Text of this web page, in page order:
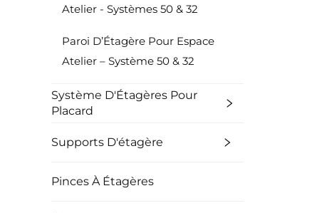
Atelier - Systèmes 50 & 32
Paroi D’Étagère Pour Espace
Atelier – Système 50 & 32
Système D'Étagères Pour
Placard
Supports D'étagère
Pinces À Étagères